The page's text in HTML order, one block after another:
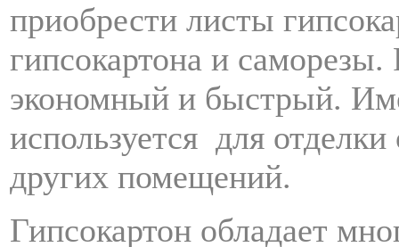
приобрести листы
гипсокартона и саморезы.
экономный и быстрый.
используется для
других помещений.
Гипсокартон обладает